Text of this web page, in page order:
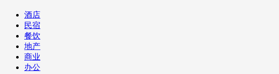
酒店
民宿
餐饮
地产
商业
办公